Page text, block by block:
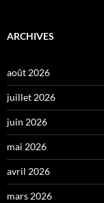
ARCHIVES
août 2026
juillet 2026
juin 2026
mai 2026
avril 2026
mars 2026